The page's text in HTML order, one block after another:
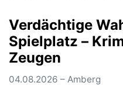
Montagabend gegen
(mehr)
Verdächtige
Spielplatz –
Zeugen
04.08.2026 – Amberg